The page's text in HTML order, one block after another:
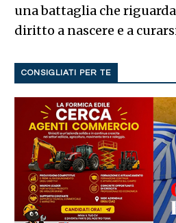
una battaglia che
diritto a nascere e a
CONSIGLIATI PER TE